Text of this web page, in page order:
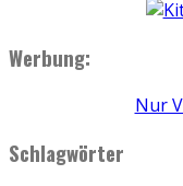
Werbung:
Nur
Schlagwörter